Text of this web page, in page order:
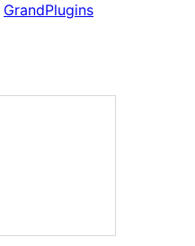
GrandPlugins